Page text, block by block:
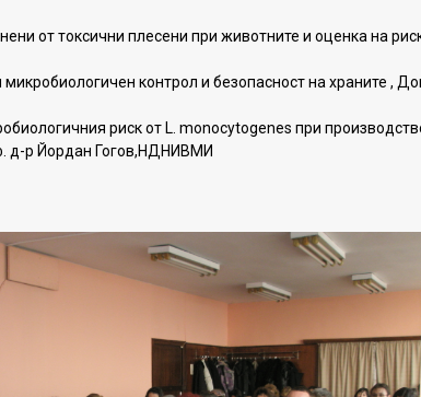
от токсични плесени при животните и оценка на
микробиологичен контрол и безопасност на храните ,
риск от L. monocytogenes при
д-р Йордан Гогов,НДНИВМИ